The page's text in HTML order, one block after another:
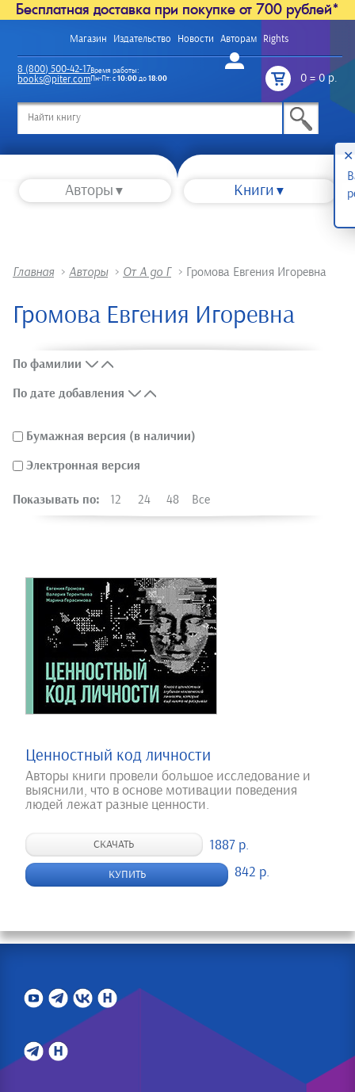
Бесплатная доставка при покупке от 700 рублей*
Магазин Издательство Новости Авторам Rights
Войти
0=0 р.
8 (800) 500-42-17
books@piter.com
Время работы:
Пн-Пт: с10:00до18:00
Авторы Книги
Главная > Авторы > От А до Г > Громова Евгения Игоревна
Громова Евгения Игоревна
По фамилии
По дате добавления
Бумажная версия (в наличии)
Электронная версия
Показывать по: 12 24 48 Все
Ценностный код личности
Авторы книги провели большое исследование и
выяснили, что в основе мотивации поведения
людей лежат разные ценности.
СКАЧАТЬ 1887 р.
КУПИТЬ 842 р.
✕